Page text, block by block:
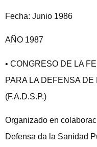
Fecha: Junio 1986
AÑO 1987
• CONGRESO DE LA
PARA LA DEFENSA
(F.A.D.S.P.)
Organizado en
Defensa da la Sanidad